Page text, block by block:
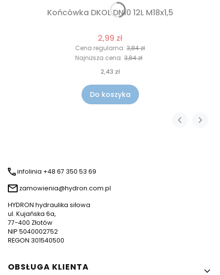
Końcówka DKOL DN10 12L M18x1,5
2,99 zł
Cena regularna: 3,84 zł
Najniższa cena: 3,84 zł
2,43 zł
Do koszyka
infolinia +48 67 350 53 69
zamowienia@hydron.com.pl
HYDRON hydraulika siłowa
ul. Kujańska 6a,
77-400 Złotów
NIP 5040002752
REGON 301540500
Linki w stopce
OBSŁUGA KLIENTA